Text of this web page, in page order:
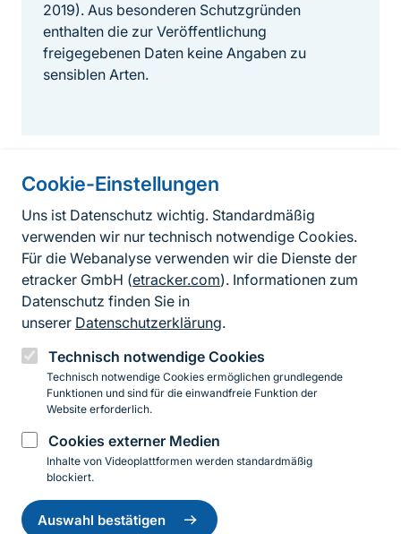
Cookie-Einstellungen
Uns ist Datenschutz wichtig. Standardmäßig
verwenden wir nur technisch notwendige Cookies.
Für die Webanalyse verwenden wir die Dienste der
etracker GmbH (etracker.com). Informationen zum
Datenschutz finden Sie in
unserer Datenschutzerklärung.
Technisch notwendige Cookies
Technisch notwendige Cookies ermöglichen grundlegende
Funktionen und sind für die einwandfreie Funktion der
Website erforderlich.
Cookies externer Medien
Inhalte von Videoplattformen werden standardmäßig
blockiert.
Auswahl bestätigen
Einwilligung
zurückziehen
2019). Aus besonderen Schutzgründen
enthalten die zur Veröffentlichung
freigegebenen Daten keine Angaben zu
sensiblen Arten.
Informationen zur Seite
FußzeileKontakt zum BfN
Kontaktformular
Erklärung zur Barrierefreiheit
Impressum
Datenschutz
InstagramFacebookYouTubeLinkedIn
© 2026 Bundesamt für Naturschutz